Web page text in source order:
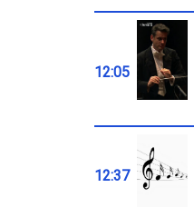
12:05
12:37